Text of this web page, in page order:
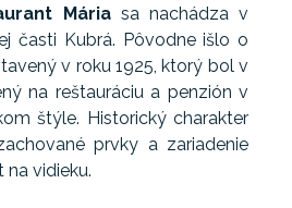
Máriasa nachádza v
časti Kubrá. Pôvodne išlo o
v roku 1925, ktorý bol v
na reštauráciu a penzión v
štýle. Historický charakter
prvky a zariadenie
vidieku.